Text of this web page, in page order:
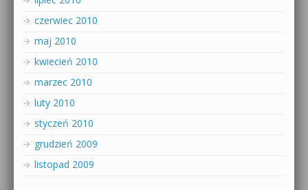
czerwiec 2010
maj 2010
kwiecień 2010
marzec 2010
luty 2010
styczeń 2010
grudzień 2009
listopad 2009